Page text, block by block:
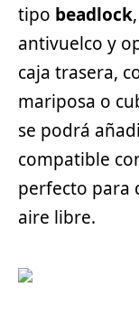
tipo beadlock
antivuelco y
caja trasera,
mariposa o
se podrá
compatible
perfecto para
aire libre.